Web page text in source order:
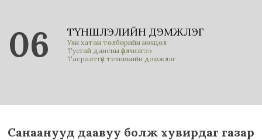
06 ТҮНШЛЭЛИЙН ДЭМЖЛЭГ
Уян хатан төлбөрийн нөхцөл
Тусгай дансны үйлчилгээ
Тасралтгүй техникийн дэмжлэг
Санаанууд даавуу болж хувирдаг газар